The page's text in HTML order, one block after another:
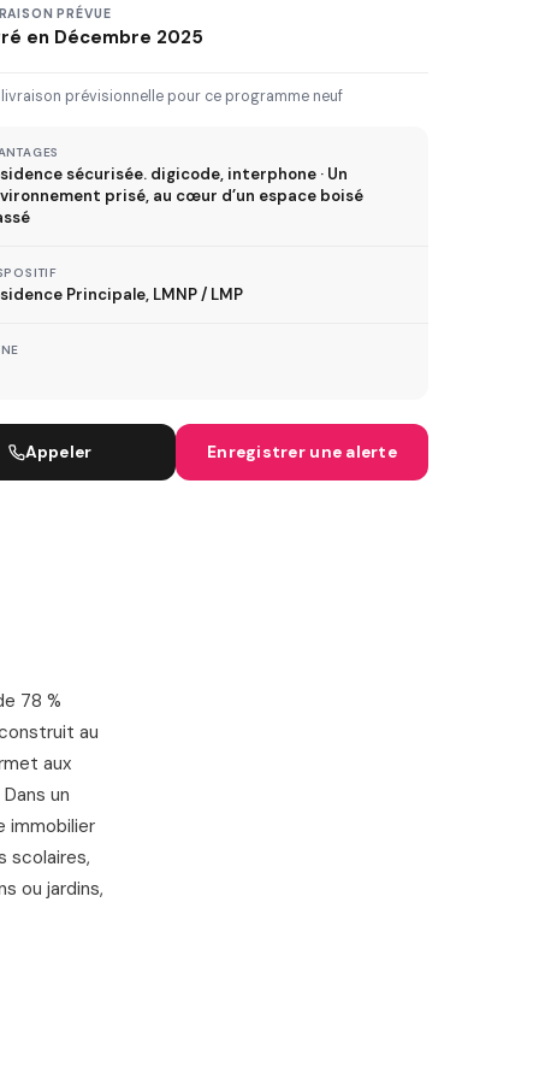
3 km 5 km
Immédiate 2027 2028 2029
réduite
PRÉVUE
en Décembre 2025
prévisionnelle pour ce programme neuf
sécurisée. digicode, interphone · Un
prisé, au cœur d’un espace boisé
Principale, LMNP / LMP
Appeler Enregistrer une alerte
78 %
au
aux
un
immobilier
scolaires,
ou jardins,